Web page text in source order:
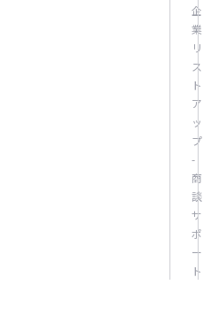
企
業
リ
ス
ト
ア
ッ
プ
-
商
談
サ
ポ
ー
ト